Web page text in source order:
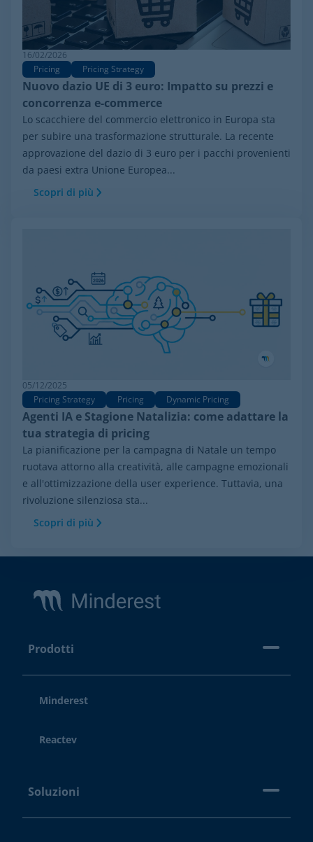
16/02/2026
Pricing
Pricing Strategy
Nuovo dazio UE di 3 euro: Impatto su prezzi e
concorrenza e-commerce
Lo scacchiere del commercio elettronico in Europa sta
per subire una trasformazione strutturale. La recente
approvazione del dazio di 3 euro per i pacchi provenienti
da paesi extra Unione Europea...
Scopri di più
05/12/2025
Pricing Strategy
Pricing Dynamic Pricing
Agenti IA e Stagione Natalizia: come adattare la
tua strategia di pricing
La pianificazione per la campagna di Natale un tempo
ruotava attorno alla creatività, alle campagne emozionali
e all'ottimizzazione della user experience. Tuttavia, una
rivoluzione silenziosa sta...
Scopri di più
Prodotti
Minderest
Reactev
Soluzioni